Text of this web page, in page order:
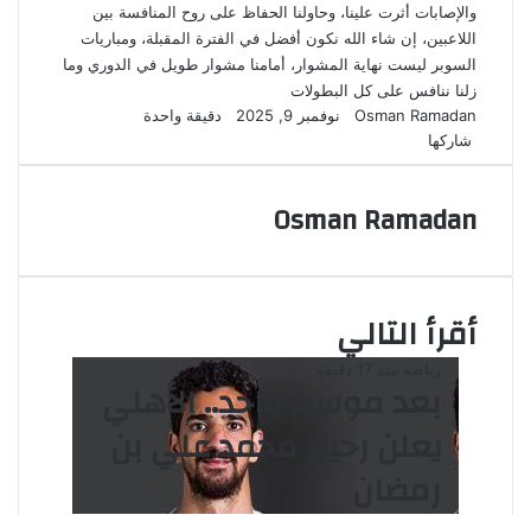
والإصابات أثرت علينا، وحاولنا الحفاظ على روح المنافسة بين
اللاعبين، إن شاء الله نكون أفضل في الفترة المقبلة، ومباريات
السوبر ليست نهاية المشوار، أمامنا مشوار طويل في الدوري وما
زلنا ننافس على كل البطولات
Osman Ramadan
أرسل
إلكترونيا
نوفمبر 9, 2025
دقيقة واحدة
فيسبوك‫Xلينكدإن
بينتيريست
‫Pocket
واتساب
تيلقرام
ڤايبر
لاين
شاركها
عبر
Osman Ramadan
أقرأ التالي
بعد موسم واحد.. الأهلي
يعلن رحيل محمد علي بن